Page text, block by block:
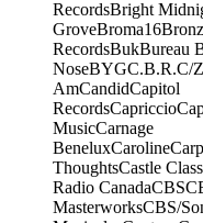
RecordsBright
GroveBroma16
RecordsBukBureau
NoseBYGC.B.R.C/Z
AmCandidCapitol
RecordsCapriccio
MusicCarnage
BeneluxCaroline
ThoughtsCastle
Radio CanadaCBS
MasterworksCBS/